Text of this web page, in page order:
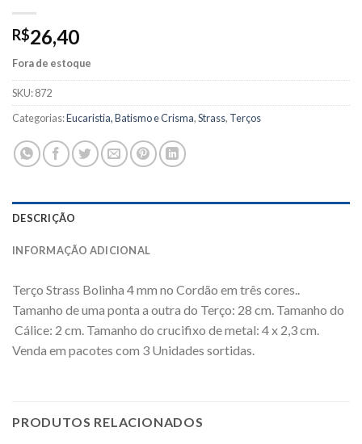
R$26,40
Fora de estoque
SKU:872
Categorias:Eucaristia, Batismo e Crisma,Strass, Terços
DESCRIÇÃO
INFORMAÇÃO ADICIONAL
Terço Strass Bolinha 4 mm no Cordão em três cores..
Tamanho de uma ponta a outra do Terço: 28 cm. Tamanho do
Cálice: 2 cm. Tamanho do crucifixo de metal: 4 x 2,3 cm.
Venda em pacotes com 3 Unidades sortidas.
PRODUTOS RELACIONADOS